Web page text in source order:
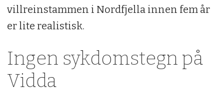
villreinstammen i Nordfjella innen fem år
er lite realistisk.
Ingen sykdomstegn på
Vidda